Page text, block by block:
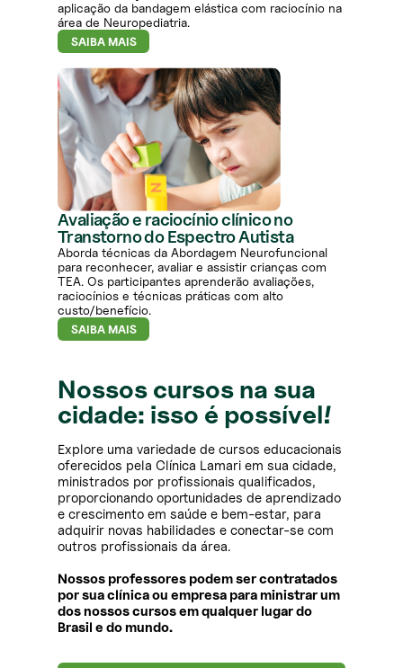
aplicação da bandagem elástica com raciocínio na
área de Neuropediatria.
SAIBA MAIS
Avaliação e raciocínio clínico no
Transtorno do Espectro Autista
Aborda técnicas da Abordagem Neurofuncional
para reconhecer, avaliar e assistir crianças com
TEA. Os participantes aprenderão avaliações,
raciocínios e técnicas práticas com alto
custo/benefício.
SAIBA MAIS
Nossos cursos na sua
cidade: isso é possível!
Explore uma variedade de cursos educacionais
oferecidos pela Clínica Lamari em sua cidade,
ministrados por profissionais qualificados,
proporcionando oportunidades de aprendizado
e crescimento em saúde e bem-estar, para
adquirir novas habilidades e conectar-se com
outros profissionais da área.
Nossos professores podem ser contratados
por sua clínica ou empresa para ministrar um
dos nossos cursos em qualquer lugar do
Brasil e do mundo.